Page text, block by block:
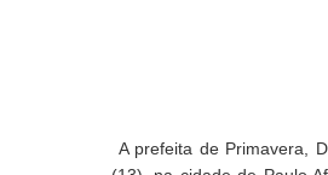
A prefeita de Primavera,